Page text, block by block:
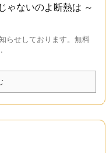
ゃないのよ断熱は ～
らせしております。無料